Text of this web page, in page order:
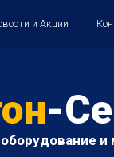
и Акции
-
и